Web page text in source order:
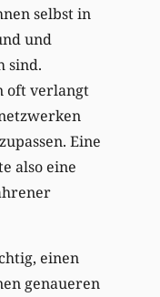
selbst in
und
sind.
oft verlangt
Eine
also eine
einen
genaueren